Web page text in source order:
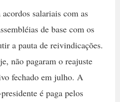
salariais com as
de base com os
a pauta de reivindicações.
não pagaram o reajuste
fechado em julho. A
é paga pelos